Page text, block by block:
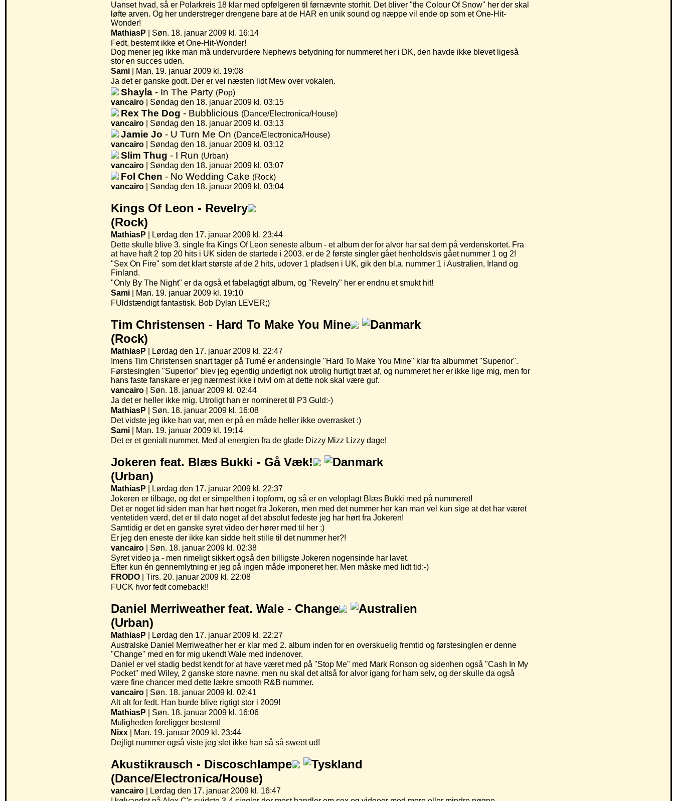
Uanset hvad, så er Polarkreis 18 klar med opfølgeren til førnævnte storhit. Det bliver "the Colour Of Snow" her der skal
løfte arven. Og her understreger drengene bare at de HAR en unik sound og næppe vil ende op som et One-Hit-
Wonder!
MathiasP | Søn. 18. januar 2009 kl. 16:14
Fedt, bestemt ikke et One-Hit-Wonder!
Dog mener jeg ikke man må undervurdere Nephews betydning for nummeret her i DK, den havde ikke blevet ligeså
stor en succes uden.
Sami | Man. 19. januar 2009 kl. 19:08
Ja det er ganske godt. Der er vel næsten lidt Mew over vokalen.
Shayla - In The Party (Pop)
vancairo
Søndag den 18. januar 2009 kl. 03:15
Rex The Dog - Bubblicious (Dance/Electronica/House)
vancairo
Søndag den 18. januar 2009 kl. 03:13
Jamie Jo - U Turn Me On (Dance/Electronica/House)
vancairo
Søndag den 18. januar 2009 kl. 03:12
Slim Thug - I Run (Urban)
vancairo
Søndag den 18. januar 2009 kl. 03:07
Fol Chen - No Wedding Cake (Rock)
vancairo
Søndag den 18. januar 2009 kl. 03:04
Kings Of Leon - Revelry
(Rock)
MathiasP | Lørdag den 17. januar 2009 kl. 23:44
Dette skulle blive 3. single fra Kings Of Leon seneste album - et album der for alvor har sat dem på verdenskortet. Fra
at have haft 2 top 20 hits i UK siden de startede i 2003, er de 2 første singler gået henholdsvis gået nummer 1 og 2!
"Sex On Fire" som det klart største af de 2 hits, udover 1 pladsen i UK, gik den bl.a. nummer 1 i Australien, Irland og
Finland.
"Only By The Night" er da også et fabelagtigt album, og "Revelry" her er endnu et smukt hit!
Sami | Man. 19. januar 2009 kl. 19:10
FUldstændigt fantastisk. Bob Dylan LEVER;)
Tim Christensen - Hard To Make You Mine
(Rock)
MathiasP | Lørdag den 17. januar 2009 kl. 22:47
Imens Tim Christensen snart tager på Turné er andensingle "Hard To Make You Mine" klar fra albummet "Superior".
Førstesinglen "Superior" blev jeg egentlig underligt nok utrolig hurtigt træt af, og nummeret her er ikke lige mig, men for
hans faste fanskare er jeg nærmest ikke i tvivl om at dette nok skal være guf.
vancairo | Søn. 18. januar 2009 kl. 02:44
Ja det er heller ikke mig. Utroligt han er nomineret til P3 Guld:-)
MathiasP | Søn. 18. januar 2009 kl. 16:08
Det vidste jeg ikke han var, men er på en måde heller ikke overrasket :)
Sami | Man. 19. januar 2009 kl. 19:14
Det er et genialt nummer. Med al energien fra de glade Dizzy Mizz Lizzy dage!
Jokeren feat. Blæs Bukki - Gå Væk!
(Urban)
MathiasP | Lørdag den 17. januar 2009 kl. 22:37
Jokeren er tilbage, og det er simpelthen i topform, og så er en veloplagt Blæs Bukki med på nummeret!
Det er noget tid siden man har hørt noget fra Jokeren, men med det nummer her kan man vel kun sige at det har været
ventetiden værd, det er til dato noget af det absolut fedeste jeg har hørt fra Jokeren!
Samtidig er det en ganske syret video der hører med til her :)
Er jeg den eneste der ikke kan sidde helt stille til det nummer her?!
vancairo | Søn. 18. januar 2009 kl. 02:38
Syret video ja - men rimeligt sikkert også den billigste Jokeren nogensinde har lavet.
Efter kun én gennemlytning er jeg på ingen måde imponeret her. Men måske med lidt tid:-)
FRODO | Tirs. 20. januar 2009 kl. 22:08
FUCK hvor fedt comeback!!
Daniel Merriweather feat. Wale - Change
(Urban)
MathiasP | Lørdag den 17. januar 2009 kl. 22:27
Australske Daniel Merriweather her er klar med 2. album inden for en overskuelig fremtid og førstesinglen er denne
"Change" med en for mig ukendt Wale med indenover.
Daniel er vel stadig bedst kendt for at have været med på "Stop Me" med Mark Ronson og sidenhen også "Cash In My
Pocket" med Wiley, 2 ganske store navne, men nu skal det altså for alvor igang for ham selv, og der skulle da også
være fine chancer med dette lækre smooth R&B nummer.
vancairo | Søn. 18. januar 2009 kl. 02:41
Alt alt for fedt. Han burde blive rigtigt stor i 2009!
MathiasP | Søn. 18. januar 2009 kl. 16:06
Muligheden foreligger bestemt!
Nixx | Man. 19. januar 2009 kl. 23:44
Dejligt nummer også viste jeg slet ikke han så så sweet ud!
Akustikrausch - Discoschlampe
(Dance/Electronica/House)
vancairo | Lørdag den 17. januar 2009 kl. 16:47